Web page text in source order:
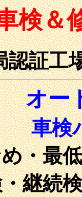
検＆
認証工
オー
車検
・最
継続